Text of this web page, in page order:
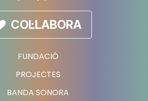
FUNDACIÓ
PROJECTES
BANDA SONORA
COL·LABORA